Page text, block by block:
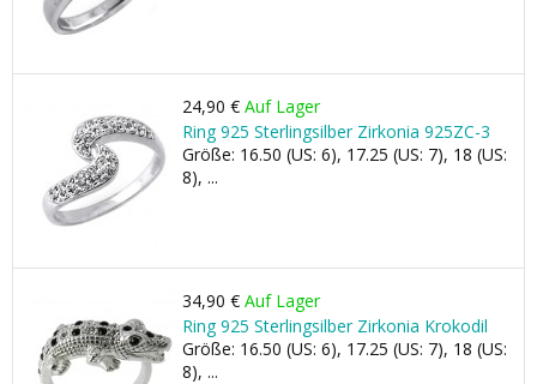
24,90 € Auf Lager
Ring 925 Sterlingsilber Zirkonia 925ZC-3
Größe: 16.50 (US: 6), 17.25 (US: 7), 18 (US:
8), ...
34,90 € Auf Lager
Ring 925 Sterlingsilber Zirkonia Krokodil
Größe: 16.50 (US: 6), 17.25 (US: 7), 18 (US:
8), ...